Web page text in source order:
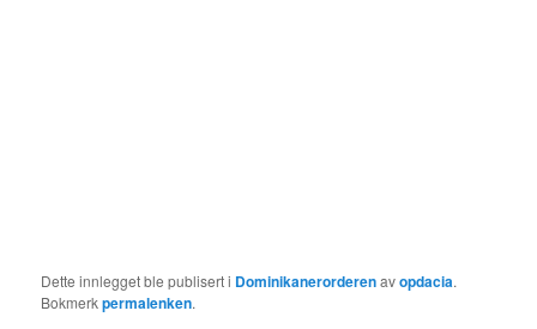
Dette innlegget ble publisert i Dominikanerorderenavopdacia.
Bokmerkpermalenken.